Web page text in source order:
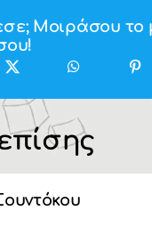
Μοιράσου το